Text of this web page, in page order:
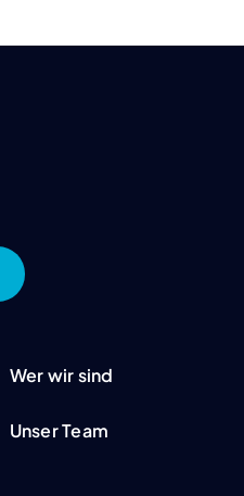
Wer wir sind
Unser Team